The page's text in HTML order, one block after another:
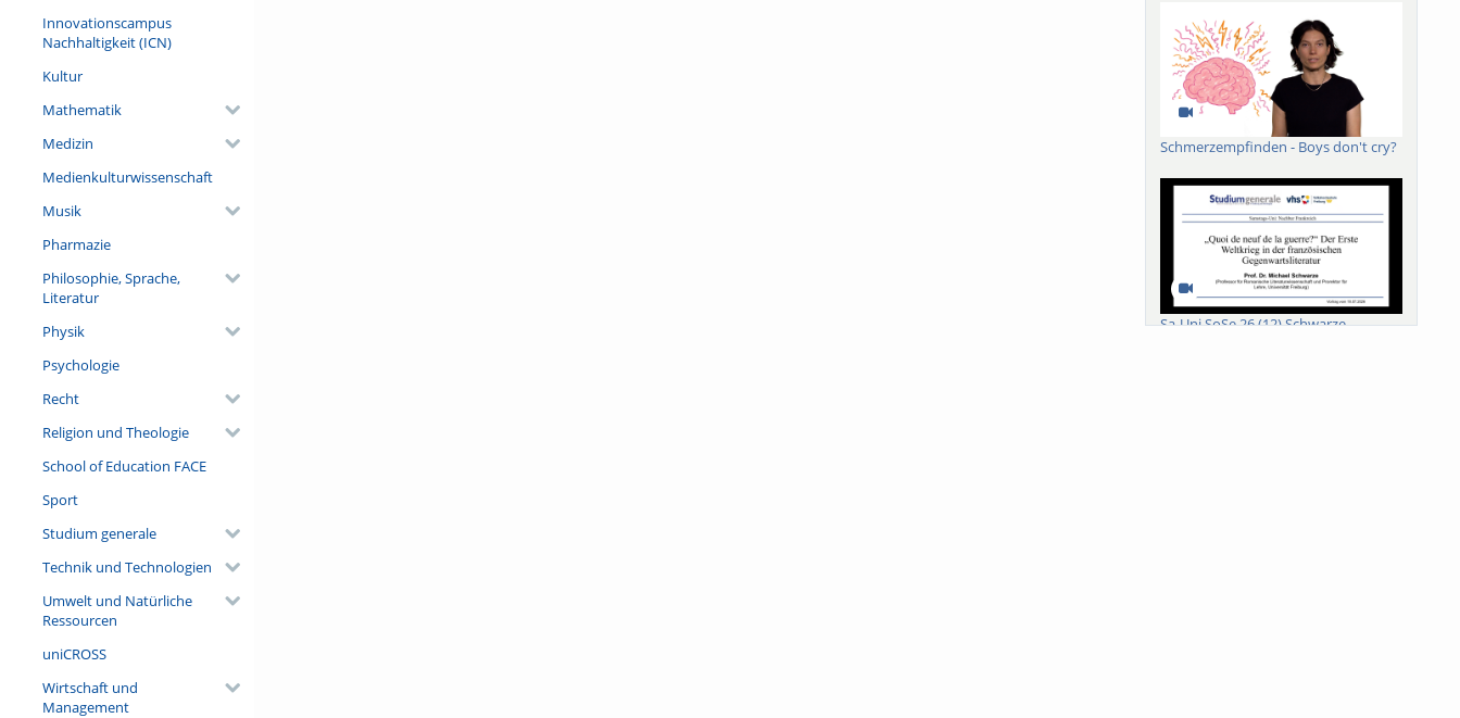
Innovationscampus
Nachhaltigkeit (ICN)
Kultur
Mathematik
Medizin
Medienkulturwissenschaft
Musik
Pharmazie
Philosophie, Sprache,
Literatur
Physik
Psychologie
Recht
Religion und Theologie
School of Education FACE
Sport
Studium generale
Technik und Technologien
Umwelt und Natürliche
Ressourcen
uniCROSS
Wirtschaft und
Management
Schmerzempfinden - Boys don't cry?
Sa-Uni SoSe 26 (12) Schwarze